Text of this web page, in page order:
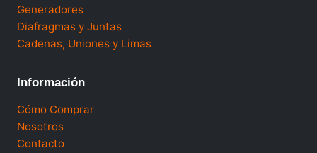
Generadores
Diafragmas y Juntas
Cadenas, Uniones y Limas
Información
Cómo Comprar
Nosotros
Contacto